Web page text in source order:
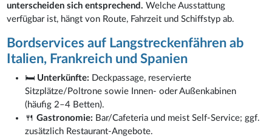
unterscheiden sich entsprechend. Welche Ausstattung
verfügbar ist, hängt von Route, Fahrzeit und Schiffstyp ab.
Bordservices auf Langstreckenfähren ab
Italien, Frankreich und Spanien
🛏️ Unterkünfte: Deckpassage, reservierte
Sitzplätze/Poltrone sowie Innen- oder Außenkabinen
(häufig 2–4 Betten).
🍴Gastronomie: Bar/Cafeteria und meist Self-Service; ggf.
zusätzlich Restaurant-Angebote.